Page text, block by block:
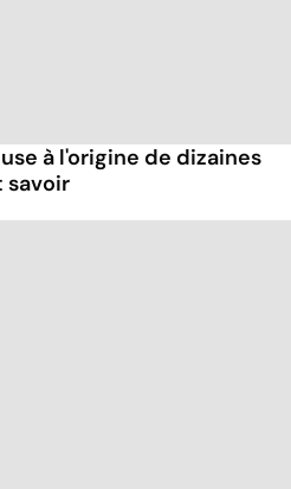
à l'origine de dizaines
savoir